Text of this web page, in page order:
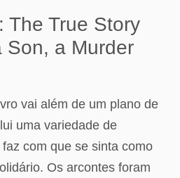
The True Story
Son, a Murder
vai além de um plano de
uma variedade de
com que se sinta como
Os arcontes foram